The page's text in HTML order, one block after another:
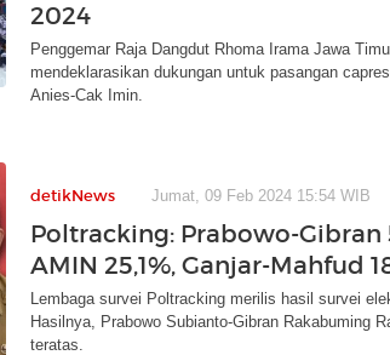
2024
Penggemar Raja Dangdut Rhoma Irama Jawa
mendeklarasikan dukungan untuk pasangan
Anies-Cak Imin.
detikNews Jumat, 09 Feb 2024 15:54 WIB
Poltracking: Prabowo-Gibran
AMIN 25,1%, Ganjar-Mahfud
Lembaga survei Poltracking merilis hasil survei
Hasilnya, Prabowo Subianto-Gibran Rakabuming
teratas.